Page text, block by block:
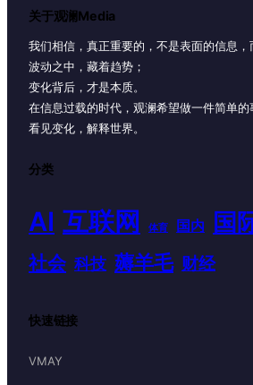
关于观澜Media
我们相信，真正重要的，不是表面的信息，
波动之中，藏着趋势；
变化背后，才是本质。
在信息过载的时代，观澜希望做一件简单的
看见变化，解释世界。
分类
AI 互联网 体育 国内 国
社会 科技 薅羊毛 财经
快速链接
VMAY